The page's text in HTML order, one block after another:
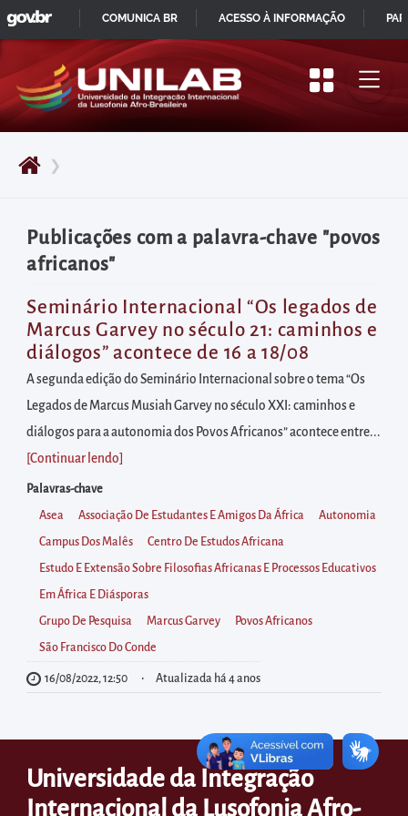
Pular
para
início
do
principal
Acessar
diretamente
o
menu
principal
Acessar
diretamente
à
área
para
realizar
buscas
internas
Acessar
diretamente
as
informações
postas
❯
Publicações com a palavra-chave "povos
africanos"
Seminário Internacional “Os legados de
Marcus Garvey no século 21: caminhos e
diálogos” acontece de 16 a 18/08
A segunda edição do Seminário Internacional sobre o tema “Os
Legados de Marcus Musiah Garvey no século XXI: caminhos e
diálogos para a autonomia dos Povos Africanos” acontece entre...
[Continuar lendo
Palavras-chave
Asea Associação De Estudantes E Amigos Da África Autonomia
Campus Dos Malês Centro De Estudos Africana
Estudo E Extensão Sobre Filosofias Africanas E Processos Educativos
Em África E Diásporas
Grupo De Pesquisa Marcus Garvey Povos Africanos
São Francisco Do Conde
16/08/2022, 12:50 Atualizada há 4 anos
Universidade da Integração
Internacional da Lusofonia Afro-
IR
PARA
CONTEÚDO
GOVBR
COMUNICA BR ACESSO À INFORMAÇÃO